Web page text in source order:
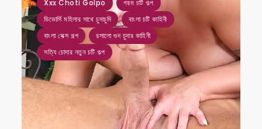
Xxx Choti Golpo
গরম চটি গল্প
ডিভোর্সি মহিলার সাথে চুদাচুদি
বাংলা চটি কাহিনী
বাংলা সেক্স গল্প
রসালো গুদ চুদার কাহিনী
সত্যি চোদার নতুন চটি গল্প